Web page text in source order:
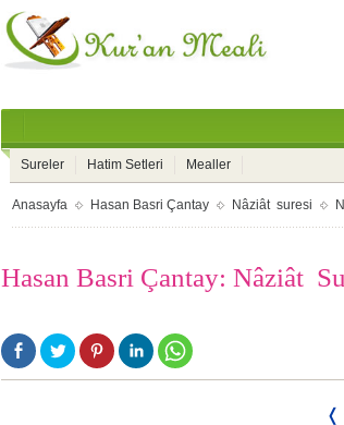
Sureler Hatim Setleri Mealler
Anasayfa Hasan Basri Çantay Nâziât suresi
Hasan Basri Çantay: Nâziât
❬